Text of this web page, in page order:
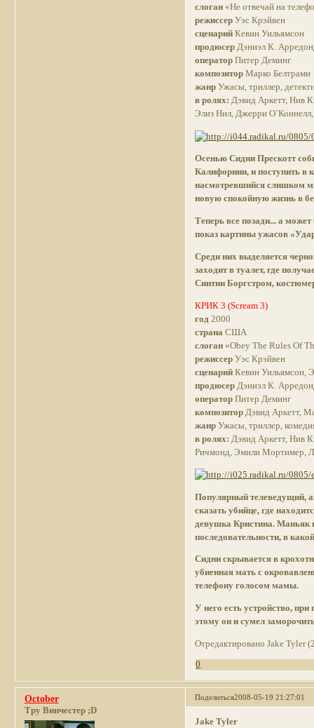
слоган «Не отвечай на
режиссер Уэс Крэйвен
сценарий Кевин Уильямсон
продюсер Дэниэл К.
оператор Питер Деминг
композитор Марко Белтрами
жанр Ужасы, триллер,
в ролях: Дэвид Аркетт, Нив
Элиз Нил, Джерри
Осенью Сидни Прескотт
Калифорнии, и поступить в
насмотревшийся слишком
новую спокойную жизнь в
Теперь все позади... а
показ картины ужасов
Среди них выделяется
заходит в туалет, где
Синтии Боргстром,
КРИК 3 (Scream 3)
год 2000
страна США
слоган «Obey The Rules Of
режиссер Уэс Крэйвен
сценарий Кевин Уильямсон,
продюсер Дэниэл К.
оператор Питер Деминг
композитор Дэвид Аркетт,
жанр Ужасы, триллер,
в ролях: Дэвид Аркетт, Нив
Ричмонд, Эмили Мортимер,
Популярный телеведущий,
сказать убийце, где
девушка Кристина. Маньяк
последовательности, в
Cидни скрывается в
убиенная мать с
телефону голосом мамы.
У него есть устройство,
этому он и сумел
Отредактировано Jake Tyler
0
Поделиться2008-05-19 21:27:01
October
Тру Винчестер ;D
Jake Tyler